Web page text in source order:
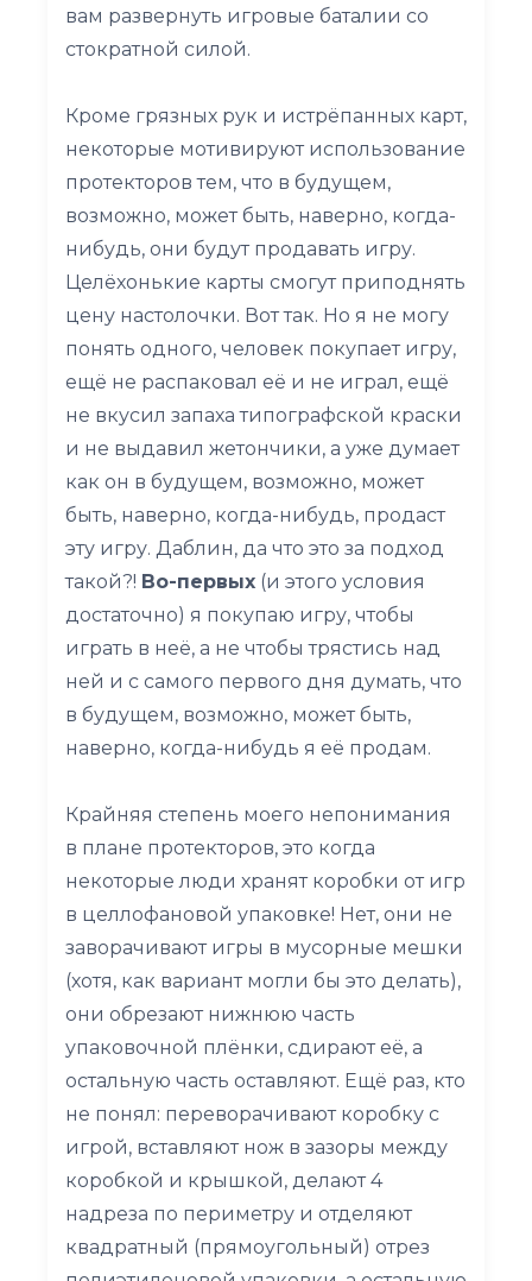
вам развернуть игровые баталии со
стократной силой.
Кроме грязных рук и истрёпанных карт,
некоторые мотивируют использование
протекторов тем, что в будущем,
возможно, может быть, наверно, когда-
нибудь, они будут продавать игру.
Целёхонькие карты смогут приподнять
цену настолочки. Вот так. Но я не могу
понять одного, человек покупает игру,
ещё не распаковал её и не играл, ещё
не вкусил запаха типографской краски
и не выдавил жетончики, а уже думает
как он в будущем, возможно, может
быть, наверно, когда-нибудь, продаст
эту игру. Даблин, да что это за подход
такой?! Во-первых (и этого условия
достаточно) я покупаю игру, чтобы
играть в неё, а не чтобы трястись над
ней и с самого первого дня думать, что
в будущем, возможно, может быть,
наверно, когда-нибудь я её продам.
Крайняя степень моего непонимания
в плане протекторов, это когда
некоторые люди хранят коробки от игр
в целлофановой упаковке! Нет, они не
заворачивают игры в мусорные мешки
(хотя, как вариант могли бы это делать),
они обрезают нижнюю часть
упаковочной плёнки, сдирают её, а
остальную часть оставляют. Ещё раз, кто
не понял: переворачивают коробку с
игрой, вставляют нож в зазоры между
коробкой и крышкой, делают 4
надреза по периметру и отделяют
квадратный (прямоугольный) отрез